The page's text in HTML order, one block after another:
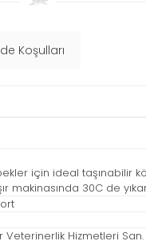
Koşulları
için ideal taşınabilir
makinasında 30C de
Veterinerlik Hizmetleri San.